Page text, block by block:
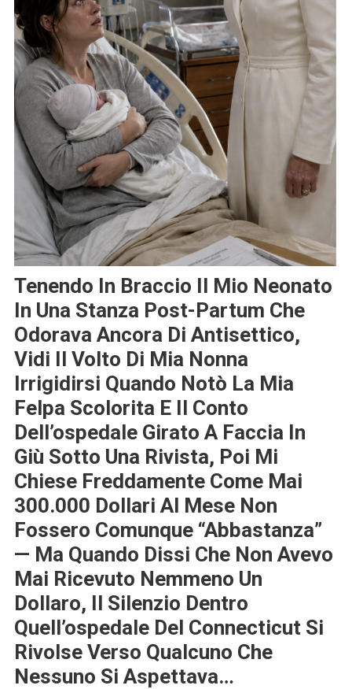
Tenendo In Braccio Il Mio Neonato
In Una Stanza Post-Partum Che
Odorava Ancora Di Antisettico,
Vidi Il Volto Di Mia Nonna
Irrigidirsi Quando Notò La Mia
Felpa Scolorita E Il Conto
Dell’ospedale Girato A Faccia In
Giù Sotto Una Rivista, Poi Mi
Chiese Freddamente Come Mai
300.000 Dollari Al Mese Non
Fossero Comunque “abbastanza”
— Ma Quando Dissi Che Non Avevo
Mai Ricevuto Nemmeno Un
Dollaro, Il Silenzio Dentro
Quell’ospedale Del Connecticut Si
Rivolse Verso Qualcuno Che
Nessuno Si Aspettava…